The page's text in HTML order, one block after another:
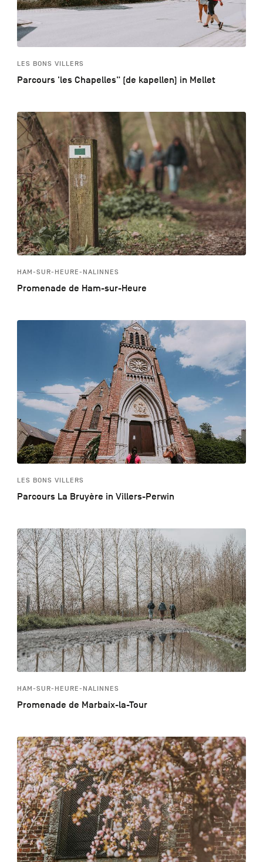
LES BONS VILLERS
Parcours 'les Chapelles" (de kapellen) in Mellet
HAM-SUR-HEURE-NALINNES
Promenade de Ham-sur-Heure
LES BONS VILLERS
Parcours La Bruyère in Villers-Perwin
HAM-SUR-HEURE-NALINNES
Promenade de Marbaix-la-Tour